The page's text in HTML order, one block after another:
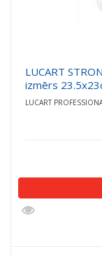
LUCART
izmērs
LUCART